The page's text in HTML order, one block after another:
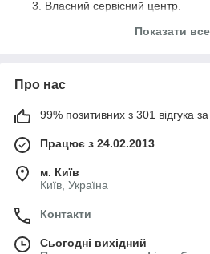
Власний сервісний центр.
Для оптовиків і торгуючих
Показати все
Про нас
99% позитивних з 301 відгука за
Працює з 24.02.2013
м. Київ
Київ, Україна
Контакти
Сьогодні вихідний